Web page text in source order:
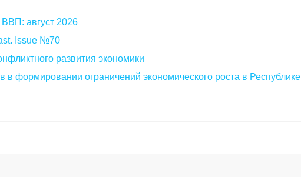
август 2026
Issue №70
развития экономики
в формировании ограничений экономического роста в Республике